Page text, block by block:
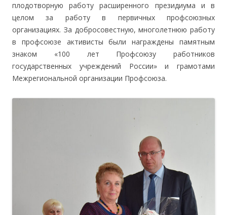
плодотворную работу расширенного президиума и в
целом за работу в первичных профсоюзных
организациях. За добросовестную, многолетнюю работу
в профсоюзе активисты были награждены памятным
знаком «100 лет Профсоюзу работников
государственных учреждений России» и грамотами
Межрегиональной организации Профсоюза.